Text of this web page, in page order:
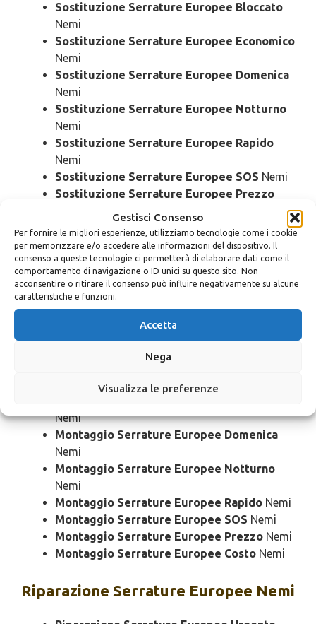
Gestisci Consenso
Per fornire le migliori esperienze, utilizziamo tecnologie come i cookie
per memorizzare e/o accedere alle informazioni del dispositivo. Il
consenso a queste tecnologie ci permetterà di elaborare dati come il
comportamento di navigazione o ID unici su questo sito. Non
acconsentire o ritirare il consenso può influire negativamente su alcune
caratteristiche e funzioni.
Accetta
Nega
Visualizza le preferenze
Sostituzione Serrature Europee Bloccato
Nemi
Sostituzione Serrature Europee Economico
Nemi
Sostituzione Serrature Europee Domenica
Nemi
Sostituzione Serrature Europee Notturno
Nemi
Sostituzione Serrature Europee Rapido
Nemi
Sostituzione Serrature Europee SOS Nemi
Sostituzione Serrature Europee Prezzo
Sostituzione Serrature Europee Costo
Nemi
MontaggioSerrature Europee Nemi
Montaggio Serrature Europee Bloccato
Nemi
Montaggio Serrature Europee Domenica
Nemi
Montaggio Serrature Europee Notturno
Nemi
Montaggio Serrature Europee Rapido Nemi
Montaggio Serrature Europee SOS Nemi
Montaggio Serrature Europee Prezzo Nemi
Montaggio Serrature Europee Costo Nemi
Riparazione Serrature Europee Nemi